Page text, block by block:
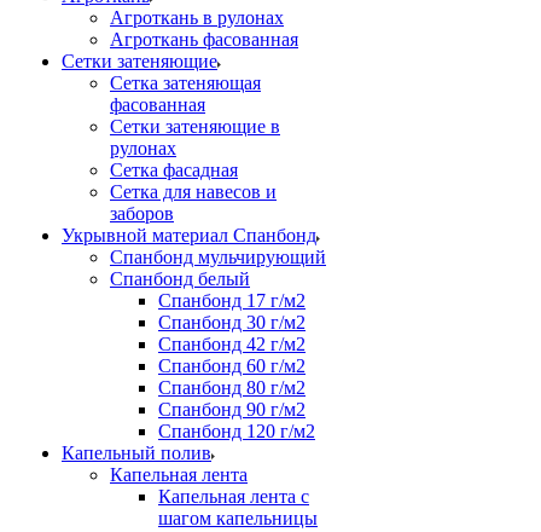
Агроткань в рулонах
Агроткань фасованная
Сетки затеняющие
Сетка затеняющая
фасованная
Сетки затеняющие в
рулонах
Сетка фасадная
Сетка для навесов и
заборов
Укрывной материал Спанбонд
Спанбонд мульчирующий
Спанбонд белый
Спанбонд 17 г/м2
Спанбонд 30 г/м2
Спанбонд 42 г/м2
Спанбонд 60 г/м2
Спанбонд 80 г/м2
Спанбонд 90 г/м2
Спанбонд 120 г/м2
Капельный полив
Капельная лента
Капельная лента с
шагом капельницы